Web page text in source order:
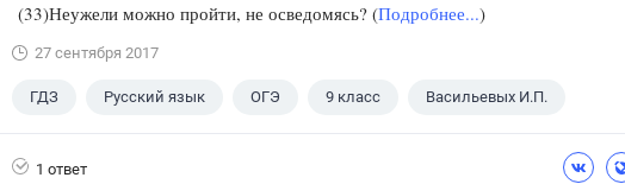
(33)Неужели можно пройти, не осведомясь? (Подробнее...)
27 сентября 2017
ГДЗ Русский язык ОГЭ 9 класс Васильевых И.П.
1 ответ